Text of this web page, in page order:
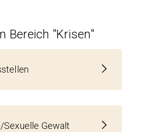
Bereich "Krisen"
Sexuelle Gewalt